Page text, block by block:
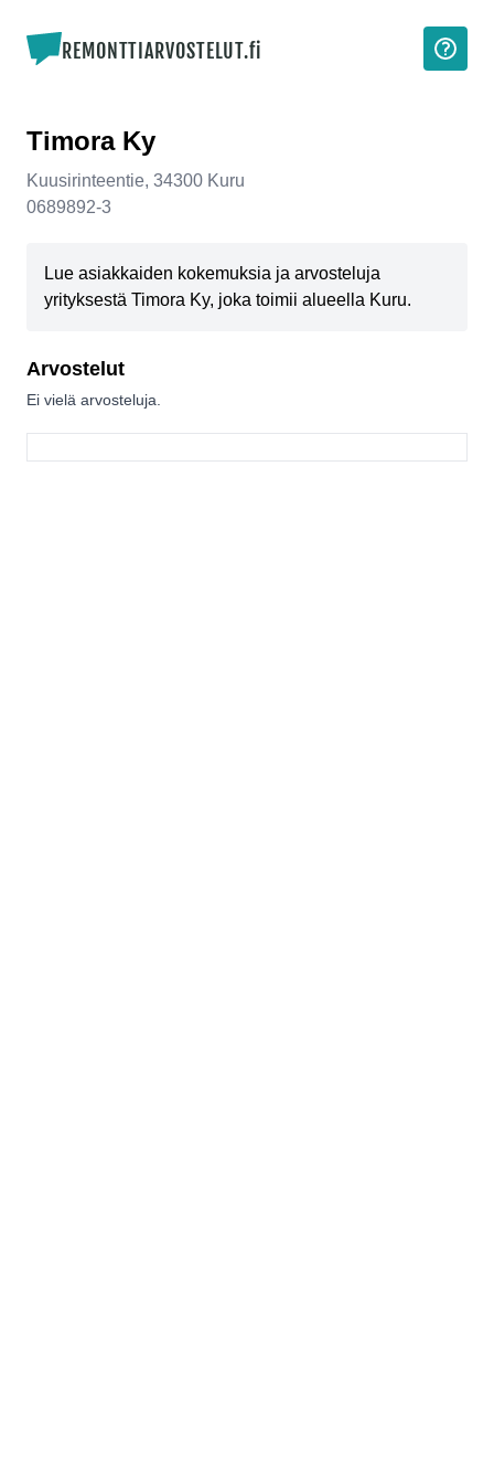
REMONTTIARVOSTELUT.fi
Timora Ky
Kuusirinteentie, 34300 Kuru
0689892-3
Lue asiakkaiden kokemuksia ja arvosteluja
yrityksestä Timora Ky, joka toimii alueella Kuru.
Arvostelut
Ei vielä arvosteluja.